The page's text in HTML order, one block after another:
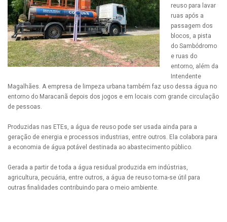
reuso para lavar
ruas após a
passagem dos
blocos, a pista
do Sambódromo
e ruas do
entorno, além da
Intendente
Magalhães. A empresa de limpeza urbana também faz uso dessa água no
entorno do Maracanã depois dos jogos e em locais com grande circulação
de pessoas.
Produzidas nas ETEs, a água de reuso pode ser usada ainda para a
geração de energia e processos industrias, entre outros. Ela colabora para
a economia de água potável destinada ao abastecimento público.
Gerada a partir de toda a água residual produzida em indústrias,
agricultura, pecuária, entre outros, a água de reuso torna-se útil para
outras finalidades contribuindo para o meio ambiente.